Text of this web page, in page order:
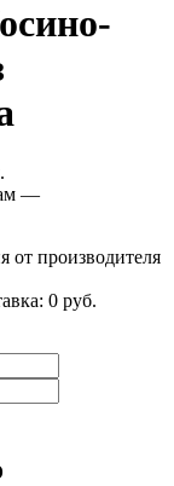
—
от производителя
0 руб.